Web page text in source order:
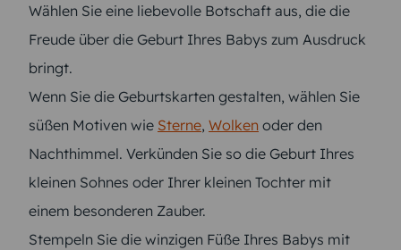
Wählen Sie eine liebevolle Botschaft aus, die die
Freude über die Geburt Ihres Babys zum Ausdruck
bringt.
Wenn Sie die Geburtskarten gestalten, wählen Sie
süßen Motiven wie Sterne, Wolken oder den
Nachthimmel. Verkünden Sie so die Geburt Ihres
kleinen Sohnes oder Ihrer kleinen Tochter mit
einem besonderen Zauber.
Stempeln Sie die winzigen Füße Ihres Babys mit